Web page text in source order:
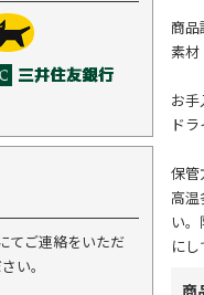
てご連絡をいただ
い。
商品
素材
お
ド
保管
高
い
に